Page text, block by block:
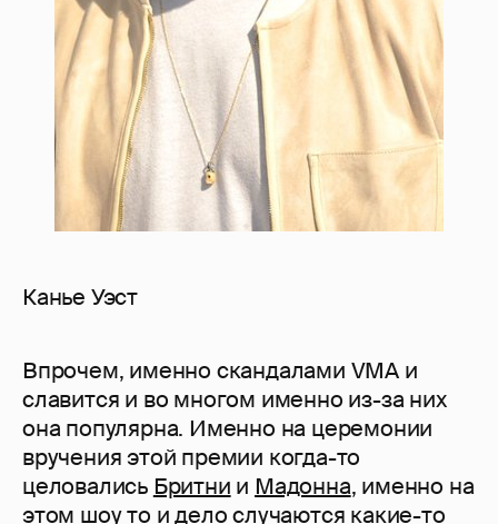
Канье Уэст
Впрочем, именно скандалами VMA и
славится и во многом именно из-за них
она популярна. Именно на церемонии
вручения этой премии когда-то
целовались Бритни и Мадонна, именно на
этом шоу то и дело случаются какие-то